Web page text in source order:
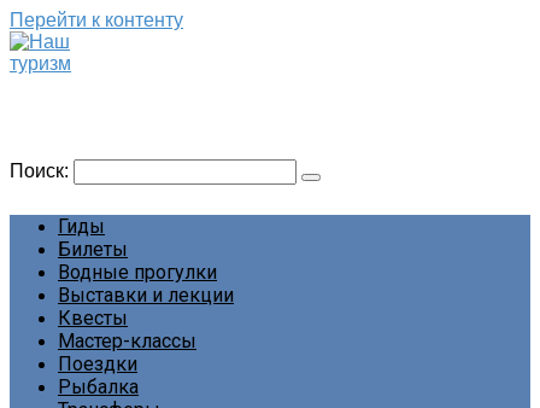
Перейти к контенту
Поиск:
Гиды
Билеты
Водные прогулки
Выставки и лекции
Квесты
Мастер-классы
Поездки
Рыбалка